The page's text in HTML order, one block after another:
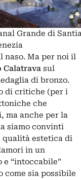
Grande di
naso. Ma per noi il
Calatrava sul
di bronzo.
di critiche (per i
che
ma anche per la
siamo convinti
qualità estetica di
in un
e “intoccabile”
come sia possibile